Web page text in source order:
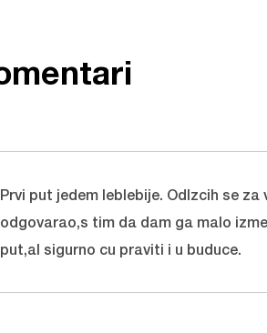
Prvi put jedem leblebije. Odlzcih se
odgovarao,s tim da dam ga malo
put,al sigurno cu praviti i u buduce.